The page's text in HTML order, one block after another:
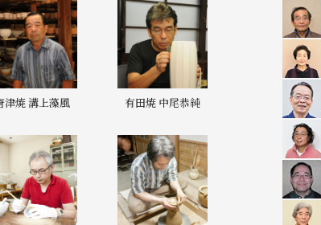
津焼 溝上藻風 有田焼 中尾恭純